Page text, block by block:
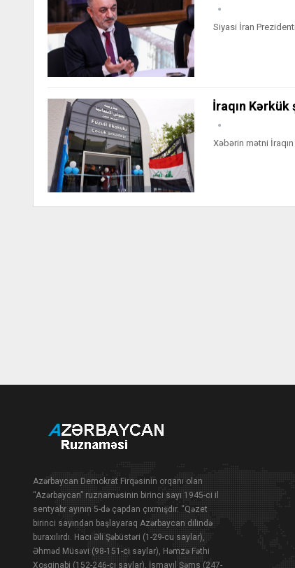
Siyasi İran
İraqın
Xəbərin mətni
Azərbaycan Demokrat Firqəsinin orqanı olan
“Azərbaycan” ruznaməsinin birinci sayı 1945-ci il
sentyabr ayının 5-də çapdan çıxmışdır. “Qəzet
birinci sayından başlayaraq Azərbaycan dilində
buraxılırdı. Hacı Əli Şəbüstəri (1-29-cu saylar),
Əhməd Müsəvi (98-151-ci saylar), Həmzə Fəthi
Xoşginabi (152-246-cı saylar), İsmayıl Şəms (247-